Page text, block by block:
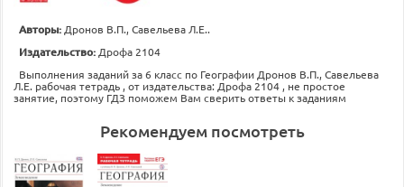
Авторы: Дронов В.П., Савельева Л.Е..
Издательство: Дрофа 2104
Выполнения заданий за 6 класс по Географии Дронов В.П., Савельева
Л.Е. рабочая тетрадь , от издательства: Дрофа 2104 , не простое
занятие, поэтому ГДЗ поможем Вам сверить ответы к заданиям
Рекомендуем посмотреть